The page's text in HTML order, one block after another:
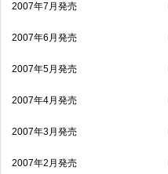
2007年7月発売
2007年6月発売
2007年5月発売
2007年4月発売
2007年3月発売
2007年2月発売